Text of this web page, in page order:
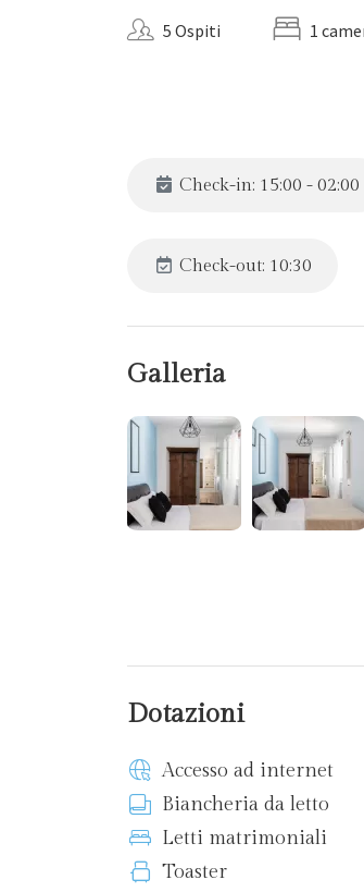
5 Ospiti 1
Check-in: 15:00 - 02:00
Check-out: 10:30
Galleria
Dotazioni
Accesso ad internet
Biancheria da letto
Letti matrimoniali
Toaster